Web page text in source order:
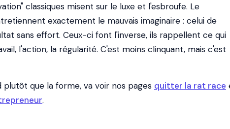
classiques misent sur le luxe et l'esbroufe. Le
exactement le mauvais imaginaire : celui de
sans effort. Ceux-ci font l'inverse, ils rappellent ce qui
l'action, la régularité. C'est moins clinquant, mais c'est
plutôt que la forme, va voir nos pages quitter la rat race
.